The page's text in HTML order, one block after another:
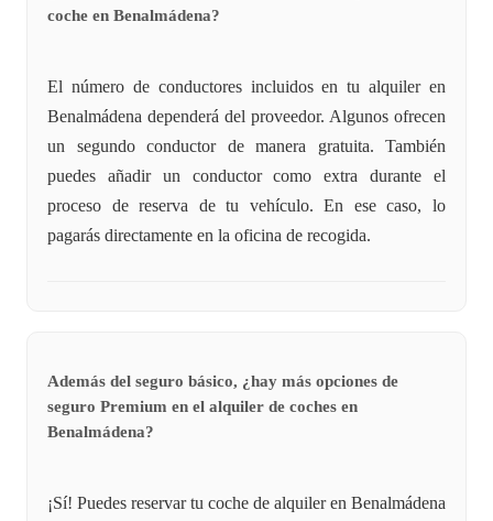
coche en Benalmádena?
El número de conductores incluidos en tu alquiler en
Benalmádena dependerá del proveedor. Algunos ofrecen
un segundo conductor de manera gratuita. También
puedes añadir un conductor como extra durante el
proceso de reserva de tu vehículo. En ese caso, lo
pagarás directamente en la oficina de recogida.
Además del seguro básico, ¿hay más opciones de
seguro Premium en el alquiler de coches en
Benalmádena?
¡Sí! Puedes reservar tu coche de alquiler en Benalmádena